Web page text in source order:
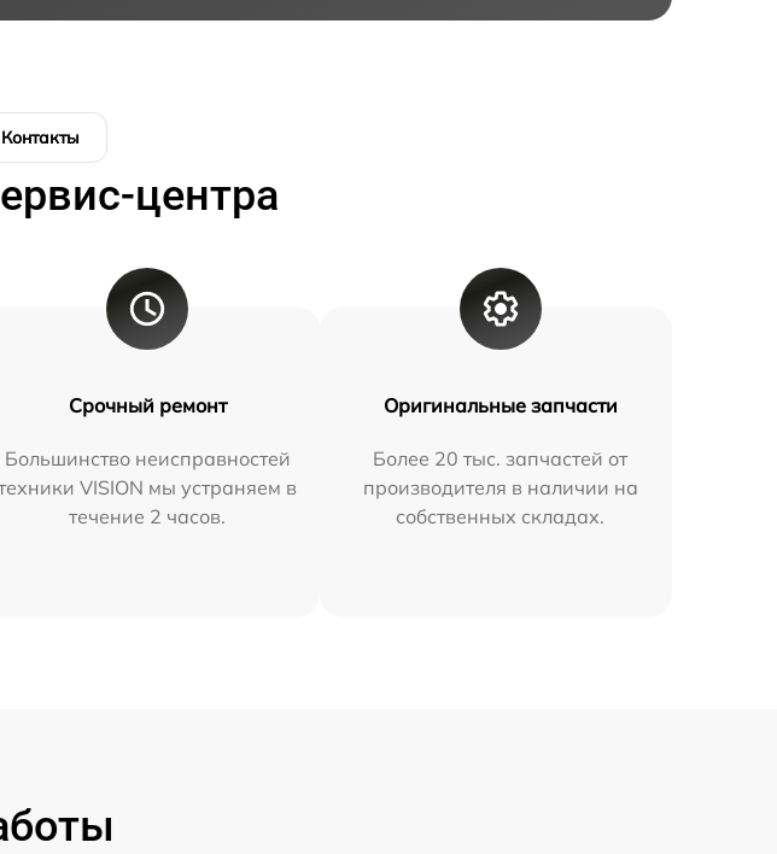
Контакты
центра
Срочный ремонт
Большинство неисправностей
VISION мы устраняем в
течение 2 часов.
Оригинальные запчасти
Более 20 тыс. запчастей от
производителя в наличии на
собственных складах.